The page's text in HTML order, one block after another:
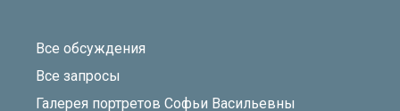
Все обсуждения
Все запросы
Галерея портретов Софьи Васильевны